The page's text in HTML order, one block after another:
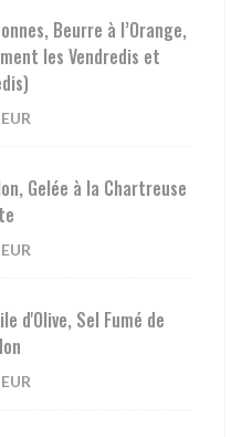
Beurre à l’Orange,
les Vendredis et
Gelée à la Chartreuse
d'Olive, Sel Fumé de